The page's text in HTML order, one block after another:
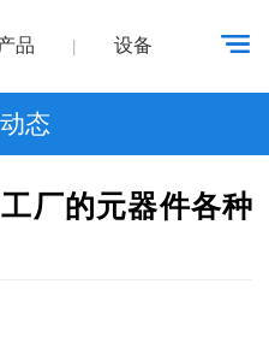
品 设备
态
厂的元器件各种